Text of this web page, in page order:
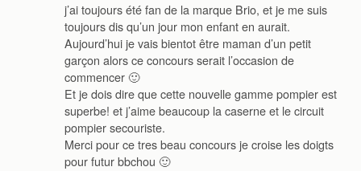
j’ai toujours été fan de la marque Brio, et je me suis
toujours dis qu’un jour mon enfant en aurait.
Aujourd’hui je vais bientot être maman d’un petit
garçon alors ce concours serait l’occasion de
commencer 🙂
Et je dois dire que cette nouvelle gamme pompier est
superbe! et j’aime beaucoup la caserne et le circuit
pompier secouriste.
Merci pour ce tres beau concours je croise les doigts
pour futur bbchou 🙂